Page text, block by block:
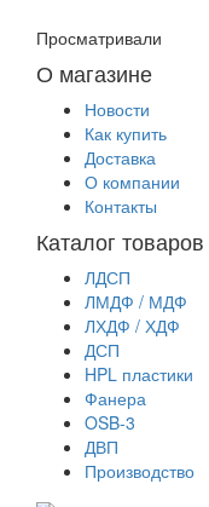
Просматривали
О магазине
Новости
Как купить
Доставка
О компании
Контакты
Каталог товаров
ЛДСП
ЛМДФ / МДФ
ЛХДФ / ХДФ
ДСП
HPL пластики
Фанера
OSB-3
ДВП
Производство